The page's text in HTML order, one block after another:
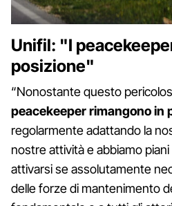
Unifil: "I
posizione"
“Nonostante questo
peacekeeper rimangono in
regolarmente adattando la
nostre attività e abbiamo
attivarsi se assolutamente
delle forze di mantenimento